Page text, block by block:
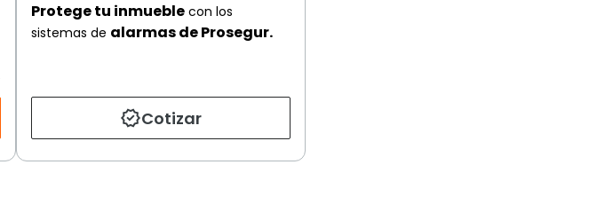
Protege tu inmueble con los
sistemas de alarmas de Prosegur.
Cotizar